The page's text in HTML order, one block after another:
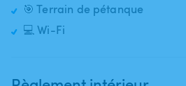
🎯 Terrain de pétanque
💻 Wi-Fi